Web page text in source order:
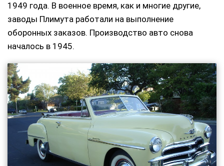
1949 года. В военное время, как и многие другие,
заводы Плимута работали на выполнение
оборонных заказов. Производство авто снова
началось в 1945.